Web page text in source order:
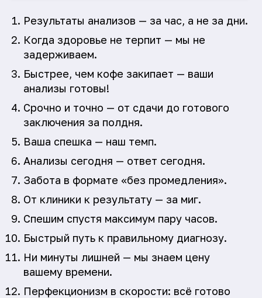
Результаты анализов — за час, а не за дни.
Когда здоровье не терпит — мы не
задерживаем.
Быстрее, чем кофе закипает — ваши
анализы готовы!
Срочно и точно — от сдачи до готового
заключения за полдня.
Ваша спешка — наш темп.
Анализы сегодня — ответ сегодня.
Забота в формате «без промедления».
От клиники к результату — за миг.
Спешим спустя максимум пару часов.
Быстрый путь к правильному диагнозу.
Ни минуты лишней — мы знаем цену
вашему времени.
Перфекционизм в скорости: всё готово